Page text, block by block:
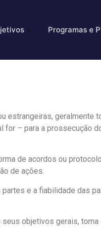
Programas e
estrangeiras, geralmente
– para a prossecução
de acordos ou
de ações.
e a fiabilidade das
objetivos gerais,